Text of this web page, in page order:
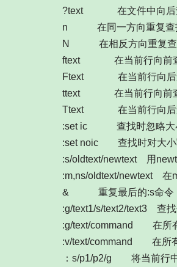
?text 在文件中向后
n 在同一方向重复查
N 在相反方向重复查
ftext 在当前行向前
Ftext 在当前行向后
ttext 在当前行向前查找
Ttext 在当前行向后查
:set ic 查找时忽略大
:set noic 查找时对大小
:s/oldtext/newtext 用
:m,ns/oldtext/newtext 在
& 重复最后的:s命令
:g/text1/s/text2/text3 查
:g/text/command 在所有
:v/text/command 在所有
：s/p1/p2/g 将当前行